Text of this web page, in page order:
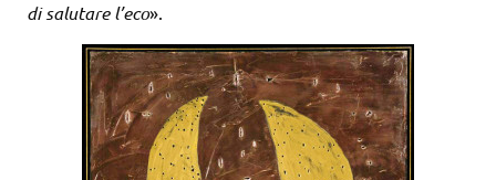
di salutare l’eco».